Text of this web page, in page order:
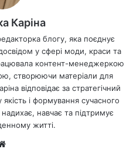
Каріна
блогу, яка поєднує
у сфері моди, краси та
контент-менеджеркою
створюючи матеріали для
відповідає за стратегічний
і формування сучасного
навчає та підтримує
житті.